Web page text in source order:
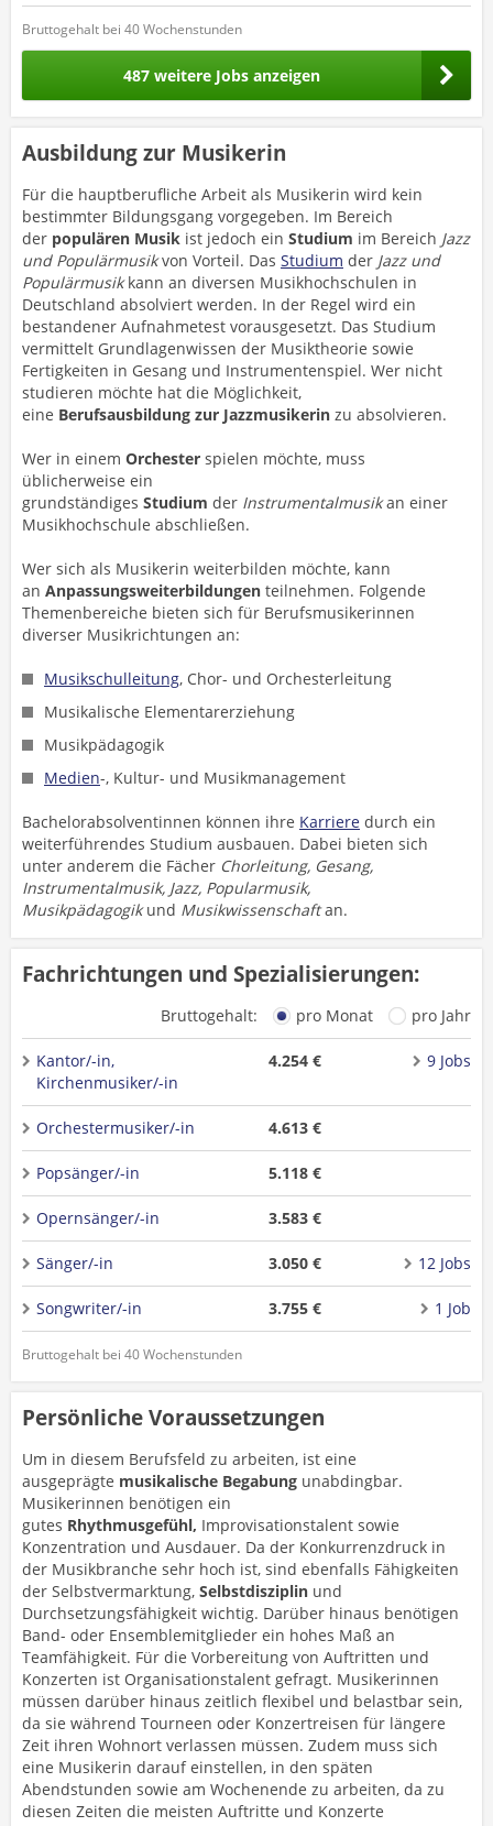
Bruttogehalt bei 40 Wochenstunden
487 weitere Jobs anzeigen
Ausbildung zur Musikerin
Für die hauptberufliche Arbeit als Musikerin wird kein
bestimmter Bildungsgang vorgegeben. Im Bereich
der populären Musik ist jedoch ein Studium im Bereich Jazz
und Populärmusikvon Vorteil. Das Studium der Jazz und
Populärmusikkann an diversen Musikhochschulen in
Deutschland absolviert werden. In der Regel wird ein
bestandener Aufnahmetest vorausgesetzt. Das Studium
vermittelt Grundlagenwissen der Musiktheorie sowie
Fertigkeiten in Gesang und Instrumentenspiel. Wer nicht
studieren möchte hat die Möglichkeit,
eine Berufsausbildung zur Jazzmusikerin zu absolvieren.
Wer in einem Orchester spielen möchte, muss
üblicherweise ein
grundständiges Studium der Instrumentalmusikan einer
Musikhochschule abschließen.
Wer sich als Musikerin weiterbilden möchte, kann
an Anpassungsweiterbildungen teilnehmen. Folgende
Themenbereiche bieten sich für Berufsmusikerinnen
diverser Musikrichtungen an:
Musikschulleitung, Chor- und Orchesterleitung
Musikalische Elementarerziehung
Musikpädagogik
Medien-, Kultur- und Musikmanagement
Bachelorabsolventinnen können ihre Karriere durch ein
weiterführendes Studium ausbauen. Dabei bieten sich
unter anderem die Fächer Chorleitung, Gesang,
Instrumentalmusik, Jazz, Popularmusik,
Musikpädagogikund Musikwissenschaftan.
Fachrichtungen und Spezialisierungen:
Bruttogehalt: pro Monat pro Jahr
Kantor/-in,
Kirchenmusiker/-in
4.254 € 9 Jobs
Orchestermusiker/-in 4.613 €
Popsänger/-in 5.118 €
Opernsänger/-in 3.583 €
Sänger/-in 3.050 € 12 Jobs
Songwriter/-in 3.755 € 1 Job
Bruttogehalt bei 40 Wochenstunden
Persönliche Voraussetzungen
Um in diesem Berufsfeld zu arbeiten, ist eine
ausgeprägte musikalische Begabung unabdingbar.
Musikerinnen benötigen ein
gutes Rhythmusgefühl, Improvisationstalent sowie
Konzentration und Ausdauer. Da der Konkurrenzdruck in
der Musikbranche sehr hoch ist, sind ebenfalls Fähigkeiten
der Selbstvermarktung, Selbstdisziplin und
Durchsetzungsfähigkeit wichtig. Darüber hinaus benötigen
Band- oder Ensemblemitglieder ein hohes Maß an
Teamfähigkeit. Für die Vorbereitung von Auftritten und
Konzerten ist Organisationstalent gefragt. Musikerinnen
müssen darüber hinaus zeitlich flexibel und belastbar sein,
da sie während Tourneen oder Konzertreisen für längere
Zeit ihren Wohnort verlassen müssen. Zudem muss sich
eine Musikerin darauf einstellen, in den späten
Abendstunden sowie am Wochenende zu arbeiten, da zu
diesen Zeiten die meisten Auftritte und Konzerte